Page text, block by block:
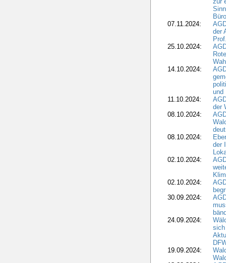
07.11.2024:
der
25.10.2024:
14.10.2024:
und
11.10.2024:
der
08.10.2024:
08.10.2024:
der
02.10.2024:
02.10.2024:
30.09.2024:
24.09.2024:
sich
19.09.2024: